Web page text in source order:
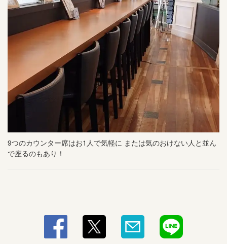
9つのカウンター席はお1人で気軽に または気のおけない人と並ん
で座るのもあり！